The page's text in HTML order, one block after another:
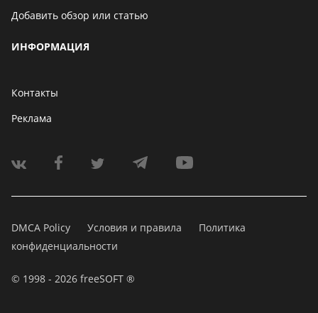
Добавить обзор или статью
ИНФОРМАЦИЯ
Контакты
Реклама
DMCA Policy Условия и правила
Политика
конфиденциальности
© 1998 - 2026 freeSOFT ®